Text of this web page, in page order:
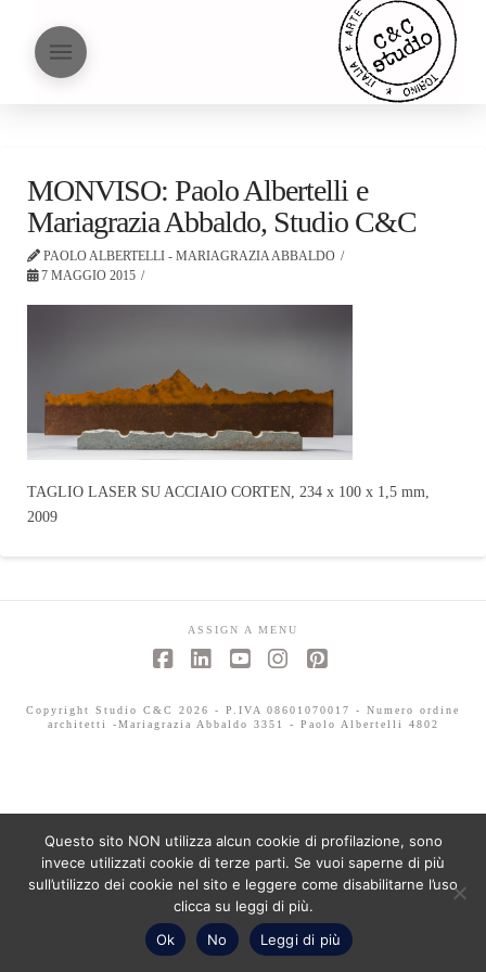
MONVISO: Paolo Albertelli e
Mariagrazia Abbaldo, Studio C&C
PAOLO ALBERTELLI - MARIAGRAZIA ABBALDO
7 MAGGIO 2015
TAGLIO LASER SU ACCIAIO CORTEN, 234 x 100 x 1,5 mm,
2009
ASSIGN A MENU
Copyright Studio C&C 2026 - P.IVA 08601070017 - Numero ordine
architetti -Mariagrazia Abbaldo 3351 - Paolo Albertelli 4802
Questo sito NON utilizza alcun cookie di profilazione, sono
invece utilizzati cookie di terze parti. Se vuoi saperne di più
sull’utilizzo dei cookie nel sito e leggere come disabilitarne l’uso
clicca su leggi di più.
Ok
No Leggi di più